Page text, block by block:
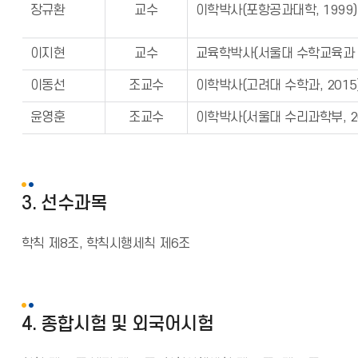
장규환 교수 이학박사(포항공과대학, 1999)
이지현 교수 교육학박사(서울대 수학교육
이동선 조교수 이학박사(고려대 수학과,
윤영훈 조교수 이학박사(서울대 수리과학부,
3. 선수과목
학칙 제8조, 학칙시행세칙 제6조
4. 종합시험 및 외국어시험